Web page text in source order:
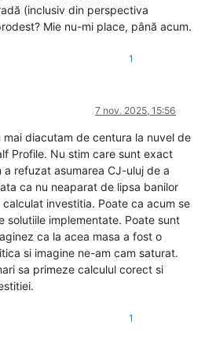
(inclusiv din perspectiva
Mie nu-mi place, până acum.
1
7 nov. 2025, 15:56
mai diacutam de centura la nuvel de
Profile. Nu stim care sunt exact
refuzat asumarea CJ-uluj de a
ca nu neaparat de lipsa banilor
investitia. Poate ca acum se
solutiile implementate. Poate sunt
ca la acea masa a fost o
si imagine ne-am cam saturat.
sa primeze calculul corect si
1